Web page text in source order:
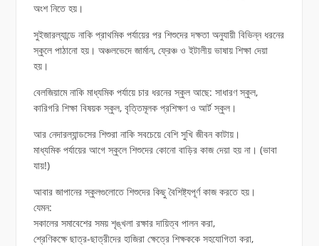
অংশ নিতে হয়।
সুইজারল্যান্ডে নাকি প্রাথমিক পর্যায়ের পর শিশুদের দক্ষতা অনুযায়ী বিভিন্ন ধরনের
স্কুলে পাঠানো হয়। অঞ্চলভেদে জার্মান, ফ্রেঞ্চ ও ইটালীয় ভাষায় শিক্ষা দেয়া
হয়।
বেলজিয়ামে নাকি মাধ্যমিক পর্যায়ে চার ধরনের স্কুল আছে: সাধারণ স্কুল,
কারিগরি শিক্ষা বিষয়ক স্কুল, বৃত্তিমূলক প্রশিক্ষণ ও আর্ট স্কুল।
আর নেদারল্যান্ডসের শিশুরা নাকি সবচেয়ে বেশি সুখি জীবন কাটায়।
মাধ্যমিক পর্যায়ের আগে স্কুলে শিশুদের কোনো বাড়ির কাজ দেয়া হয় না। (ভাবা
যায়!)
আবার জাপানের স্কুলগুলোতে শিশুদের কিছু বৈশিষ্ট্যপূর্ণ কাজ করতে হয়।
যেমন:
সকালের সমাবেশের সময় শৃঙ্খলা রক্ষার দায়িত্ব পালন করা,
শ্রেণিকক্ষে ছাত্র-ছাত্রীদের হাজিরা ক্ষেত্রে শিক্ষককে সহযোগিতা করা,